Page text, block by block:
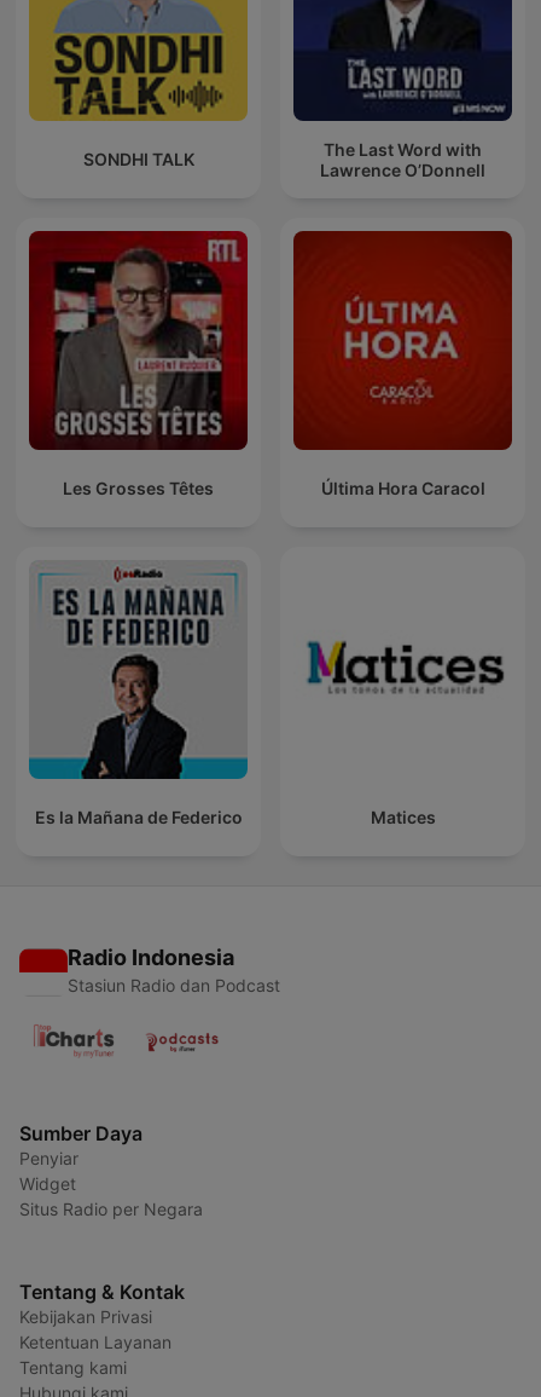
SONDHI TALK
The Last Word with
Lawrence O’Donnell
Les Grosses Têtes Última Hora Caracol
Es la Mañana de Federico Matices
Radio Indonesia
Stasiun Radio dan Podcast
Sumber Daya
Penyiar
Widget
Situs Radio per Negara
Tentang & Kontak
Kebijakan Privasi
Ketentuan Layanan
Tentang kami